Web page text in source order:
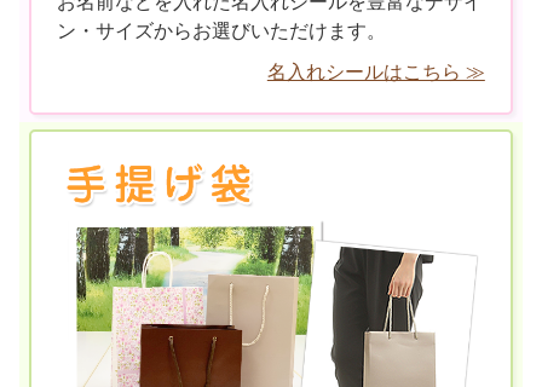
ン・サイズからお選びいただけます。
名入れシールはこちら ≫